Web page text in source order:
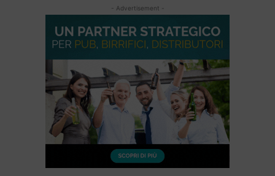
- Advertisement -